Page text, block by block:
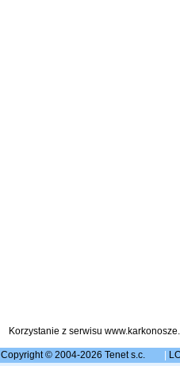
Korzystanie z serwisu
Copyright © 2004-2026 Tenet s.c.